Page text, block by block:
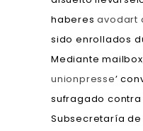
haberesavodart
sido enrollados
Mediante
unionpresse’
sufragado
Subsecretaría